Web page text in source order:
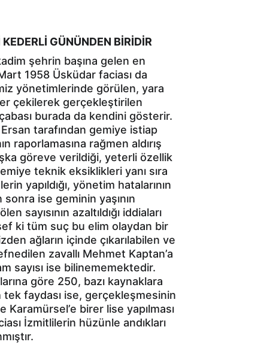
GÜNÜNDEN BİRİDİR
şehrin başına gelen en
1958 Üsküdar faciası da
yönetimlerinde görülen, yara
çekilerek gerçekleştirilen
burada da kendini gösterir.
tarafından gemiye istiap
raporlamasına rağmen aldırış
göreve verildiği, yeterli özellik
teknik eksiklikleri yanı sıra
yapıldığı, yönetim hatalarının
ise geminin yaşının
sayısının azaltıldığı iddiaları
ki tüm suç bu elim olaydan bir
ağların içinde çıkarılabilen ve
zavallı Mehmet Kaptan’a
sayısı ise bilinememektedir.
göre 250, bazı kaynaklara
tek faydası ise, gerçekleşmesinin
Karamürsel’e birer lise yapılması
İzmitlilerin hüzünle andıkları